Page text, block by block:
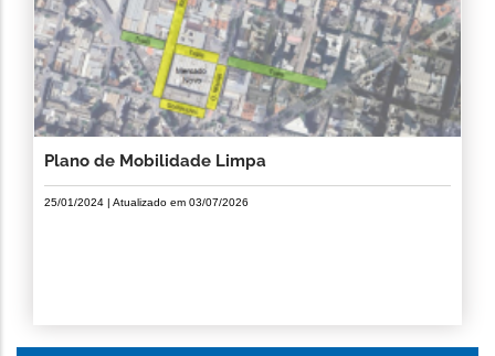
Plano de Mobilidade Limpa
25/01/2024 | Atualizado em 03/07/2026